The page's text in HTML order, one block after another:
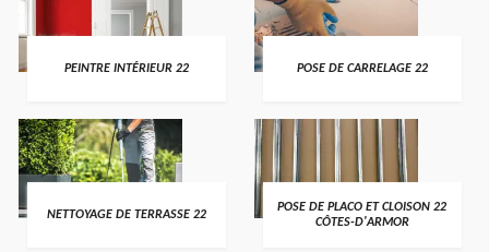
PEINTRE INTÉRIEUR 22 POSE DE CARRELAGE 22
NETTOYAGE DE TERRASSE 22
POSE DE PLACO ET CLOISON 22
CÔTES-D'ARMOR